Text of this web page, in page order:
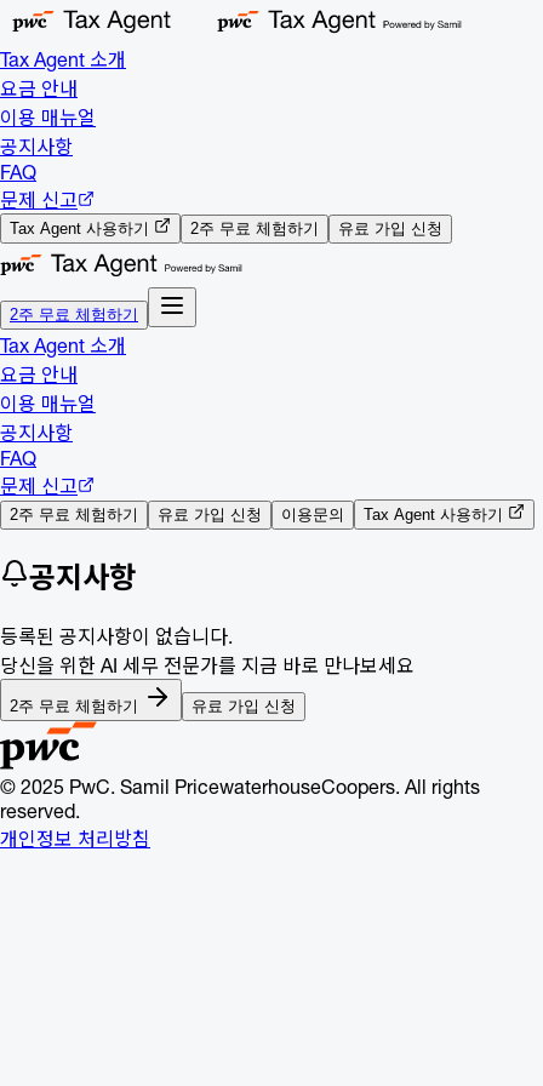
Tax Agent 소개
요금 안내
이용 매뉴얼
공지사항
FAQ
문제 신고
Tax Agent 사용하기 2주 무료 체험하기 유료 가입 신청
2주 무료 체험하기
Tax Agent 소개
요금 안내
이용 매뉴얼
공지사항
FAQ
문제 신고
2주 무료 체험하기 유료 가입 신청 이용문의 Tax Agent 사용하기
공지사항
등록된 공지사항이 없습니다.
당신을 위한 AI 세무 전문가를 지금 바로 만나보세요
2주 무료 체험하기 유료 가입 신청
© 2025 PwC. Samil PricewaterhouseCoopers. All rights
reserved.
개인정보 처리방침